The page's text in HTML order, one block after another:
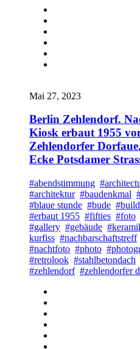
Mai 27, 2023
Berlin Zehlendorf.
Kiosk erbaut 1955
Zehlendorfer
Ecke Potsdamer
#abendstimmung
#architektur #baudenkmal
#blaue stunde #bude
#erbaut 1955 #fifties #foto
#gallery #gebäude
kurfiss #nachbarschaftstreff
#nachtfoto #photo
#retrolook #stahlbetondach
#zehlendorf #zehlendorfer